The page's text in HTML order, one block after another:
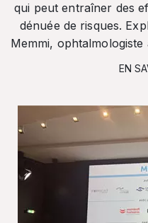
qui peut entraîner des
dénuée de risques.
Memmi, ophtalmologiste
EN